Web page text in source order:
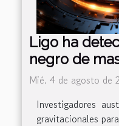
Ligo ha
negro de
Mié. 4 de agosto de
Investigadores
gravitacionales